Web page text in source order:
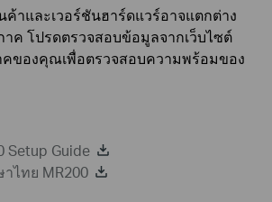
ค้าและเวอร์ชันฮาร์ดแวร์อาจแตกต่าง
ค โปรดตรวจสอบข้อมูลจากเว็บไซต์
คของคุณเพื่อตรวจสอบความพร้อมของ
Setup Guide
ไทย MR200